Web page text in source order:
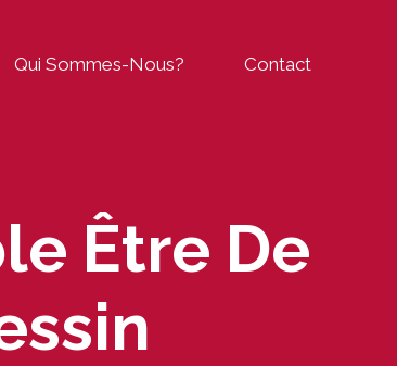
Qui Sommes-Nous? Contact
Être De